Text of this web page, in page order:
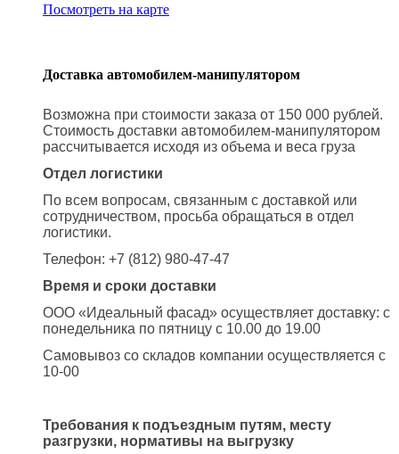
Посмотреть на карте
Доставка автомобилем-манипулятором
Возможна при стоимости заказа от 150 000 рублей.
Стоимость доставки автомобилем-манипулятором
рассчитывается исходя из объема и веса груза
Отдел логистики
По всем вопросам, связанным с доставкой или
сотрудничеством, просьба обращаться в отдел
логистики.
Телефон: +7 (812) 980-47-47
Время и сроки доставки
ООО «Идеальный фасад» осуществляет доставку: с
понедельника по пятницу с 10.00 до 19.00
Самовывоз со складов компании осуществляется с
10-00
Требования к подъездным путям, месту
разгрузки, нормативы на выгрузку